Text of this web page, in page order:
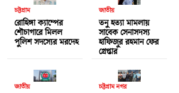
চট্টগ্রাম
রোহিঙ্গা ক্যাম্পের
শৌচাগারে মিলল
পুলিশ সদস্যের মরদেহ
জাতীয়
তনু হত্যা মামলায়
সাবেক সেনাসদস্য
হাফিজুর রহমান ফের
গ্রেপ্তার
জাতীয় চট্টগ্রাম নগর